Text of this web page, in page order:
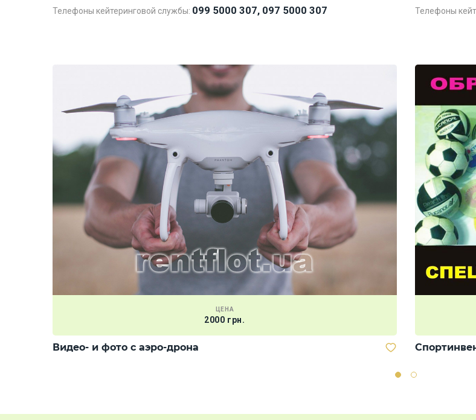
Телефоны кейтеринговой службы: 099 5000 307, 097 5000 307 Телефоны
ЦЕНА
2000 грн.
Видео- и фото с аэро-дрона